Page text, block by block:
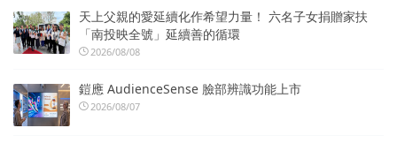
天上父親的愛延續化作希望力量！ 六名子女捐贈家扶
「南投映全號」延續善的循環
2026/08/08
鎧應 AudienceSense 臉部辨識功能上市
2026/08/07